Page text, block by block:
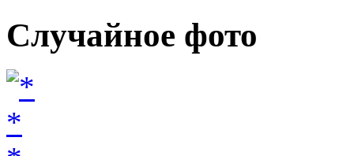
Случайное фото